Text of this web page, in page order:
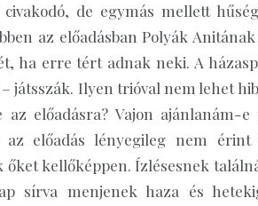
de egymás mellett
az előadásban Polyák
ha erre tért adnak neki. A
játsszák. Ilyen trióval nem lehet
előadásra? Vajon ajánlanám-e
előadás lényegileg nem érint
őket kellőképpen. Ízlésesnek
sírva menjenek haza és